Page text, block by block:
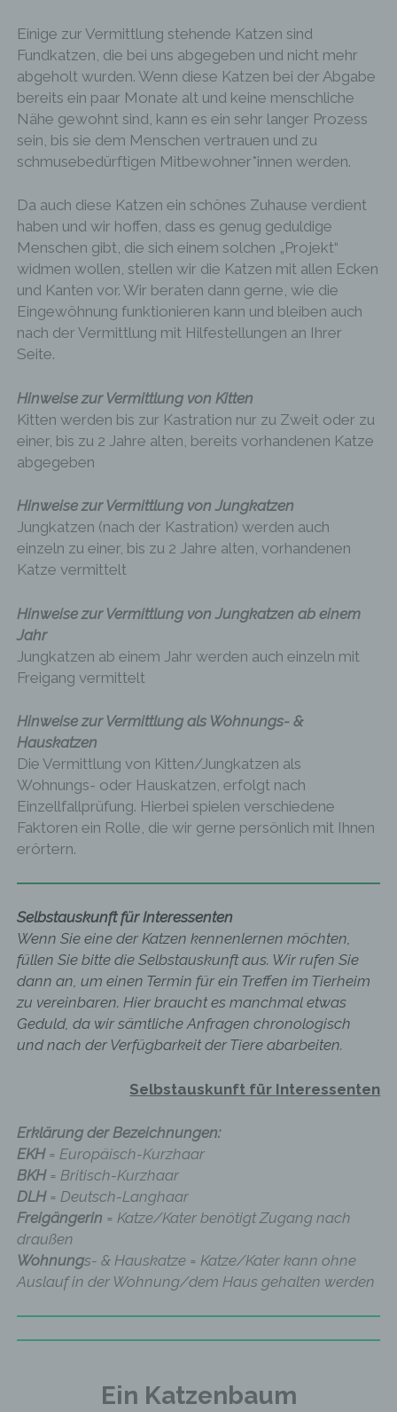
SPENDEN – FUTTERBOXEN
SPENDEN – SPENDENDOSEN
SPENDEN – TESTAMENT
SPENDEN – SPONSOREN U. SPENDER
SPENDEN – WUNSCHZETTEL
TIERHEIMZEITUNG
IMPRESSUM
paypal
Einige zur Vermittlung stehende Katzen sind
Fundkatzen, die bei uns abgegeben und nicht mehr
abgeholt wurden. Wenn diese Katzen bei der Abgabe
bereits ein paar Monate alt und keine menschliche
Nähe gewohnt sind, kann es ein sehr langer Prozess
sein, bis sie dem Menschen vertrauen und zu
schmusebedürftigen Mitbewohner*innen werden.
Da auch diese Katzen ein schönes Zuhause verdient
haben und wir hoffen, dass es genug geduldige
Menschen gibt, die sich einem solchen „Projekt“
widmen wollen, stellen wir die Katzen mit allen Ecken
und Kanten vor. Wir beraten dann gerne, wie die
Eingewöhnung funktionieren kann und bleiben auch
nach der Vermittlung mit Hilfestellungen an Ihrer
Seite.
Hinweise zur Vermittlung von Kitten
Kitten werden bis zur Kastration nur zu Zweit oder zu
einer, bis zu 2 Jahre alten, bereits vorhandenen Katze
abgegeben
Hinweise zur Vermittlung von Jungkatzen
Jungkatzen (nach der Kastration) werden auch
einzeln zu einer, bis zu 2 Jahre alten, vorhandenen
Katze vermittelt
Hinweise zur Vermittlung von Jungkatzen ab einem
Jahr
Jungkatzen ab einem Jahr werden auch einzeln mit
Freigang vermittelt
Hinweise zur Vermittlung als Wohnungs- &
Hauskatzen
Die Vermittlung von Kitten/Jungkatzen als
Wohnungs- oder Hauskatzen, erfolgt nach
Einzellfallprüfung. Hierbei spielen verschiedene
Faktoren ein Rolle, die wir gerne persönlich mit Ihnen
erörtern.
Selbstauskunft für Interessenten
Wenn Sie eine der Katzen kennenlernen möchten,
füllen Sie bitte die Selbstauskunft aus. Wir rufen Sie
dann an, um einen Termin für ein Treffen im Tierheim
zu vereinbaren. Hier braucht es manchmal etwas
Geduld, da wir sämtliche Anfragen chronologisch
und nach der Verfügbarkeit der Tiere abarbeiten.
Selbstauskunft für Interessenten
Erklärung der Bezeichnungen:
EKH = Europäisch-Kurzhaar
BKH = Britisch-Kurzhaar
DLH = Deutsch-Langhaar
Freigängerin = Katze/Kater benötigt Zugang nach
draußen
Wohnungs- & Hauskatze = Katze/Kater kann ohne
Auslauf in der Wohnung/dem Haus gehalten werden
Ein Katzenbaum